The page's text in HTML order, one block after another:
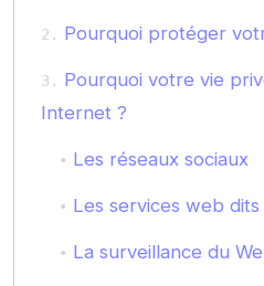
Pourquoi protéger
Pourquoi votre vie
Internet ?
Les réseaux sociaux
Les services web
La surveillance du